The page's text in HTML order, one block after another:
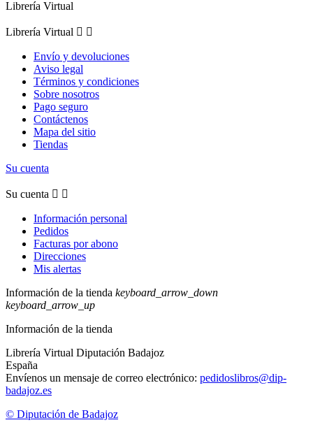
Librería Virtual
Librería Virtual  
Envío y devoluciones
Aviso legal
Términos y condiciones
Sobre nosotros
Pago seguro
Contáctenos
Mapa del sitio
Tiendas
Su cuenta
Su cuenta  
Información personal
Pedidos
Facturas por abono
Direcciones
Mis alertas
Información de la tienda keyboard_arrow_down
keyboard_arrow_up
Información de la tienda
Librería Virtual Diputación Badajoz
España
Envíenos un mensaje de correo electrónico: pedidoslibros@dip-
badajoz.es
© Diputación de Badajoz